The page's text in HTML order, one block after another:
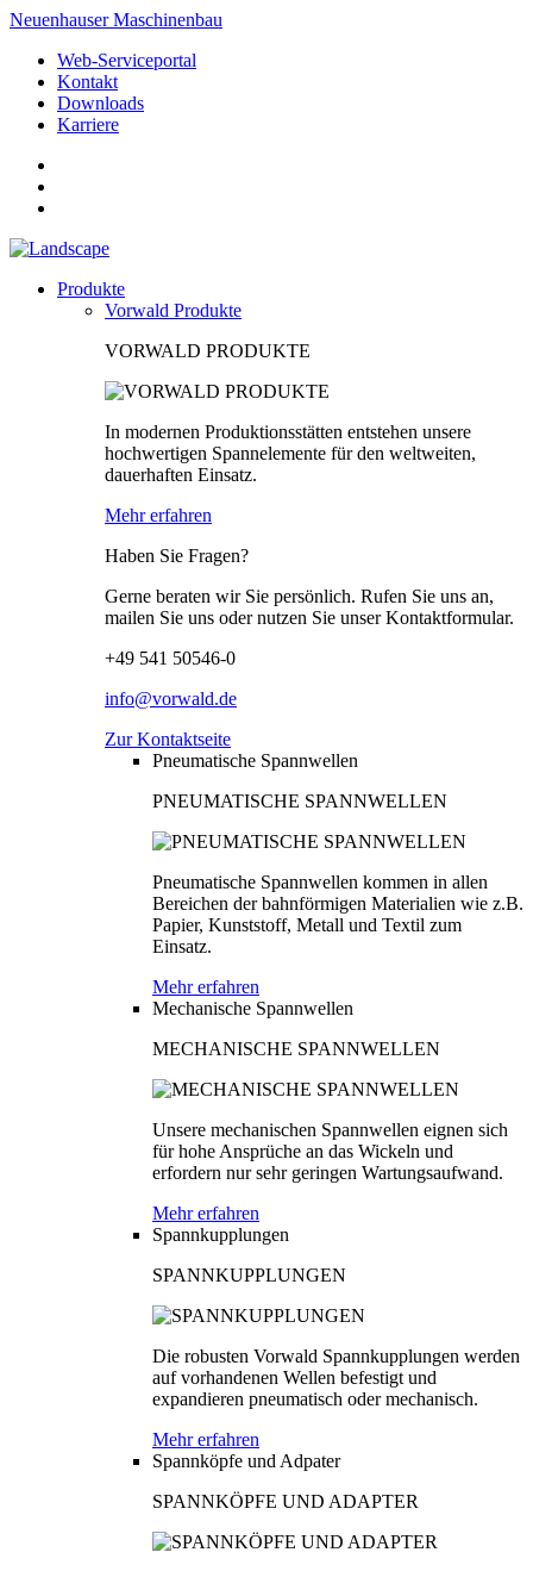
Neuenhauser Maschinenbau
Web-Serviceportal
Kontakt
Downloads
Karriere
Produkte
Vorwald Produkte
VORWALD PRODUKTE
In modernen Produktionsstätten entstehen unsere
hochwertigen Spannelemente für den weltweiten,
dauerhaften Einsatz.
Mehr erfahren
Haben Sie Fragen?
Gerne beraten wir Sie persönlich. Rufen Sie uns an,
mailen Sie uns oder nutzen Sie unser Kontaktformular.
+49 541 50546-0
info@vorwald.de
Zur Kontaktseite
Pneumatische Spannwellen
PNEUMATISCHE SPANNWELLEN
Pneumatische Spannwellen kommen in allen
Bereichen der bahnförmigen Materialien wie z.B.
Papier, Kunststoff, Metall und Textil zum
Einsatz.
Mehr erfahren
Mechanische Spannwellen
MECHANISCHE SPANNWELLEN
Unsere mechanischen Spannwellen eignen sich
für hohe Ansprüche an das Wickeln und
erfordern nur sehr geringen Wartungsaufwand.
Mehr erfahren
Spannkupplungen
SPANNKUPPLUNGEN
Die robusten Vorwald Spannkupplungen werden
auf vorhandenen Wellen befestigt und
expandieren pneumatisch oder mechanisch.
Mehr erfahren
Spannköpfe und Adpater
SPANNKÖPFE UND ADAPTER